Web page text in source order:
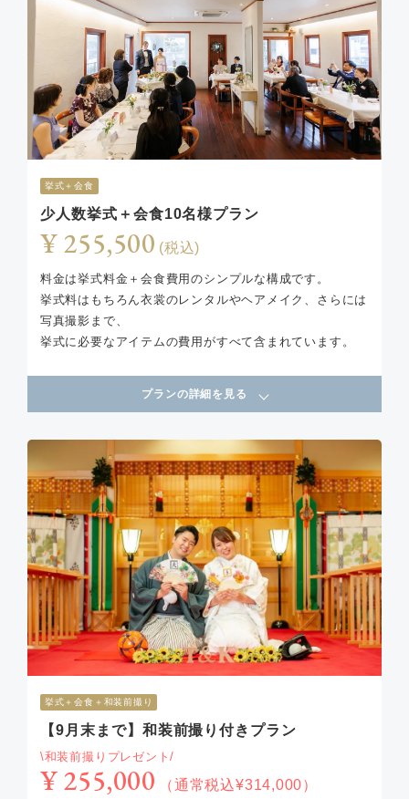
挙式＋会食
少人数挙式＋会食10名様プラン
¥ 255,500 (税込)
料金は挙式料金＋会食費用のシンプルな構成です。
挙式料はもちろん衣裳のレンタルやヘアメイク、さらには
写真撮影まで、
挙式に必要なアイテムの費用がすべて含まれています。
プランの詳細を見る
挙式＋会食＋和装前撮り
【9月末まで】和装前撮り付きプラン
\和装前撮りプレゼント/
¥ 255,000 （通常税込¥314,000）